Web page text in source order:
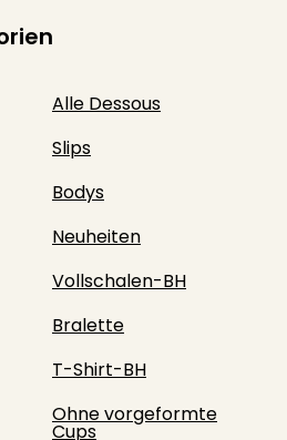
Alle Dessous
Slips
Bodys
Neuheiten
Vollschalen-BH
Bralette
T-Shirt-BH
Ohne vorgeformte
Cups